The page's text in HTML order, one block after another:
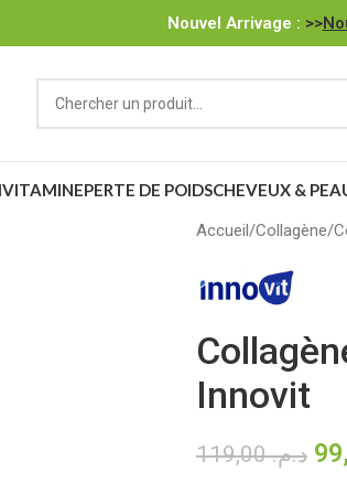
Nouvel Arrivage : >>
PERTE DE POIDSCHEVEUX &
Accueil Collagène
Innovit
د.م.119,00